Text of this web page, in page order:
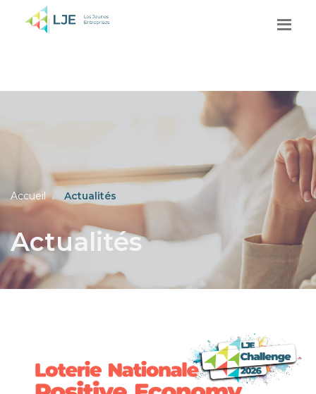
Accueil Actualités
Actualités